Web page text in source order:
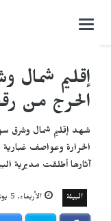
التحكم
إقليم شمال
الحرج من
شهد إقليم شمال وشرق
الحرارة وعواصف
آثارها أطلقت مديرية
البيئة الأربعاء, 5 يونيو 2024, 08:09